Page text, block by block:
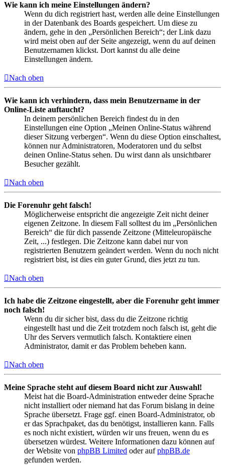
Wie kann ich meine Einstellungen ändern?
Wenn du dich registriert hast, werden alle deine Einstellungen
in der Datenbank des Boards gespeichert. Um diese zu
ändern, gehe in den „Persönlichen Bereich“; der Link dazu
wird meist oben auf der Seite angezeigt, wenn du auf deinen
Benutzernamen klickst. Dort kannst du alle deine
Einstellungen ändern.
Nach oben
Wie kann ich verhindern, dass mein Benutzername in der
Online-Liste auftaucht?
In deinem persönlichen Bereich findest du in den
Einstellungen eine Option „Meinen Online-Status während
dieser Sitzung verbergen“. Wenn du diese Option einschaltest,
können nur Administratoren, Moderatoren und du selbst
deinen Online-Status sehen. Du wirst dann als unsichtbarer
Besucher gezählt.
Nach oben
Die Forenuhr geht falsch!
Möglicherweise entspricht die angezeigte Zeit nicht deiner
eigenen Zeitzone. In diesem Fall solltest du im „Persönlichen
Bereich“ die für dich passende Zeitzone (Mitteleuropäische
Zeit, ...) festlegen. Die Zeitzone kann dabei nur von
registrierten Benutzern geändert werden. Wenn du noch nicht
registriert bist, ist dies ein guter Grund, dies jetzt zu tun.
Nach oben
Ich habe die Zeitzone eingestellt, aber die Forenuhr geht immer
noch falsch!
Wenn du dir sicher bist, dass du die Zeitzone richtig
eingestellt hast und die Zeit trotzdem noch falsch ist, geht die
Uhr des Servers vermutlich falsch. Kontaktiere einen
Administrator, damit er das Problem beheben kann.
Nach oben
Meine Sprache steht auf diesem Board nicht zur Auswahl!
Meist hat die Board-Administration entweder deine Sprache
nicht installiert oder niemand hat das Forum bislang in deine
Sprache übersetzt. Frage ggf. einen Board-Administrator, ob
er das Sprachpaket, das du benötigst, installieren kann. Falls
es noch nicht existiert, würden wir uns freuen, wenn du es
übersetzen würdest. Weitere Informationen dazu können auf
der Website von phpBB Limited oder aufphpBB.de
gefunden werden.